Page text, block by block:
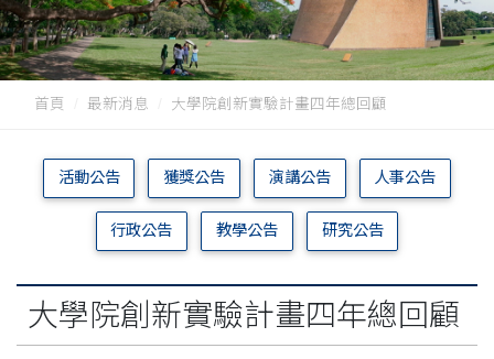
首頁 最新消息 大學院創新實驗計畫四年總回顧
活動公告 獲獎公告 演講公告 人事公告
行政公告 教學公告 研究公告
大學院創新實驗計畫四年總回顧